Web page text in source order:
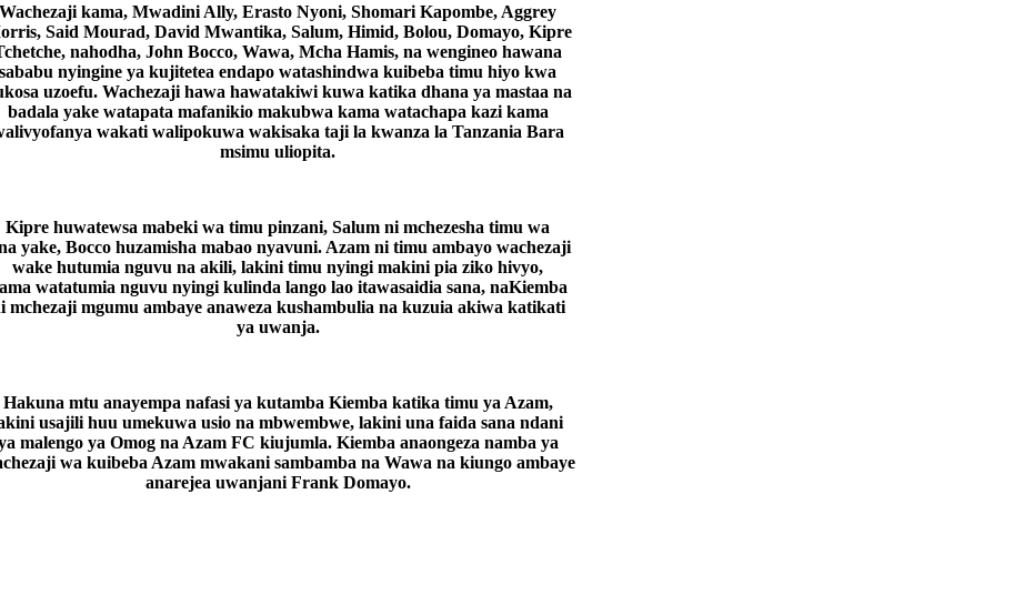
Wachezaji kama, Mwadini Ally, Erasto Nyoni, Shomari Kapombe, Aggrey
Said Mourad, David Mwantika, Salum, Himid, Bolou, Domayo, Kipre
nahodha, John Bocco, Wawa, Mcha Hamis, na wengineo hawana
sababu nyingine ya kujitetea endapo watashindwa kuibeba timu hiyo kwa
uzoefu. Wachezaji hawa hawatakiwi kuwa katika dhana ya mastaa na
badala yake watapata mafanikio makubwa kama watachapa kazi kama
wakati walipokuwa wakisaka taji la kwanza la Tanzania Bara
msimu uliopita.
Kipre huwatewsa mabeki wa timu pinzani, Salum ni mchezesha timu wa
yake, Bocco huzamisha mabao nyavuni. Azam ni timu ambayo wachezaji
wake hutumia nguvu na akili, lakini timu nyingi makini pia ziko hivyo,
watatumia nguvu nyingi kulinda lango lao itawasaidia sana, naKiemba
mchezaji mgumu ambaye anaweza kushambulia na kuzuia akiwa katikati
ya uwanja.
Hakuna mtu anayempa nafasi ya kutamba Kiemba katika timu ya Azam,
usajili huu umekuwa usio na mbwembwe, lakini una faida sana ndani
malengo ya Omog na Azam FC kiujumla. Kiemba anaongeza namba ya
wa kuibeba Azam mwakani sambamba na Wawa na kiungo ambaye
anarejea uwanjani Frank Domayo.